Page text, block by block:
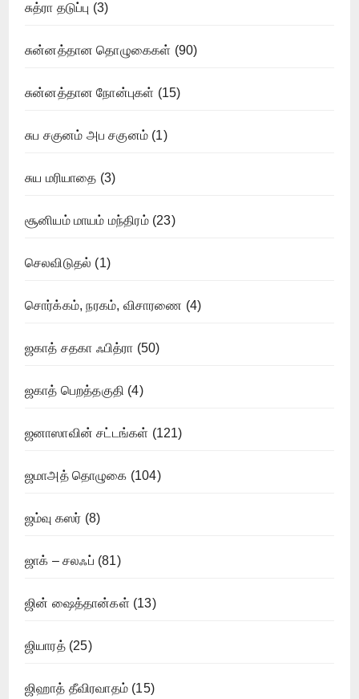
சுத்ரா தடுப்பு (3)
சுன்னத்தான தொழுகைகள் (90)
சுன்னத்தான நோன்புகள் (15)
சுப சகுனம் அப சகுனம் (1)
சுய மரியாதை (3)
சூனியம் மாயம் மந்திரம்(23)
செலவிடுதல் (1)
சொர்க்கம், நரகம், விசாரணை (4)
ஜகாத் சதகா ஃபித்ரா (50)
ஜகாத் பெறத்தகுதி (4)
ஜனாஸாவின் சட்டங்கள் (121)
ஜமாஅத் தொழுகை (104)
ஜம்வு கஸர் (8)
ஜாக் – சலஃப் (81)
ஜின் ஷைத்தான்கள் (13)
ஜியாரத்(25)
ஜிஹாத் தீவிரவாதம் (15)